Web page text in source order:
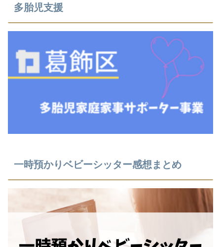
多胎児支援
⼀時預かりベビーシッター感想まとめ